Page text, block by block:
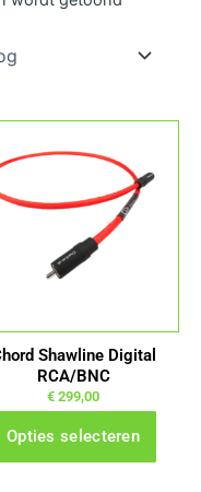
hoog
Shawline Digital
RCA/BNC
€ 299,00
Opties selecteren
product
meerdere
variaties.
Deze
worden
op
productpagina